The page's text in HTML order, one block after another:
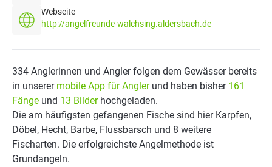
Webseite
http://angelfreunde-walchsing.aldersbach.de
334 Anglerinnen und Angler folgen dem Gewässer bereits
in unserer mobile App für Anglerund haben bisher 161
Fänge und 13 Bilderhochgeladen.
Die am häufigsten gefangenen Fische sind hier Karpfen,
Döbel, Hecht, Barbe, Flussbarsch und 8 weitere
Fischarten. Die erfolgreichste Angelmethode ist
Grundangeln.